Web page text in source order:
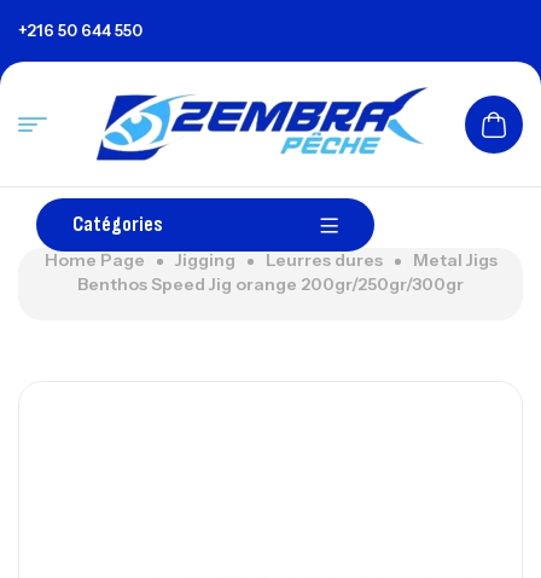
+216 50 644 550
Catégories
Home Page Jigging Leurres dures
Metal Jigs
Benthos Speed Jig orange 200gr/250gr/300gr